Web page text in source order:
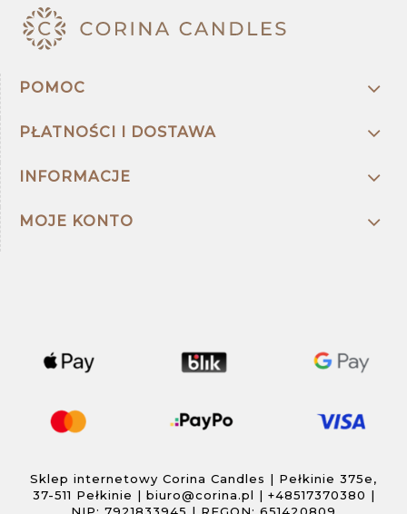
POMOC
PŁATNOŚCI I DOSTAWA
INFORMACJE
MOJE KONTO
Sklep internetowy Corina Candles | Pełkinie 375e,
37-511 Pełkinie | biuro@corina.pl | +48517370380 |